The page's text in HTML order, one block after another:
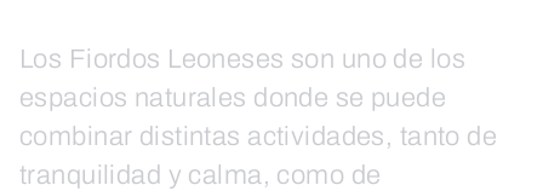
Los Fiordos Leoneses son uno de los
espacios naturales donde se puede
combinar distintas actividades, tanto de
tranquilidad y calma, como de